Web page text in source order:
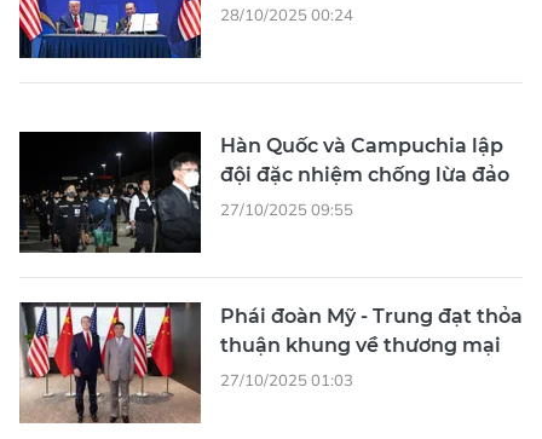
28/10/2025 00:24
Hàn Quốc và Campuchia lập
đội đặc nhiệm chống lừa đảo
27/10/2025 09:55
Phái đoàn Mỹ - Trung đạt thỏa
thuận khung về thương mại
27/10/2025 01:03